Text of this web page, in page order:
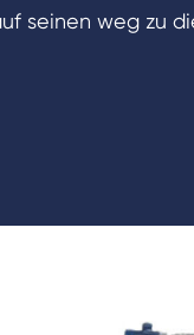
seinen weg zu